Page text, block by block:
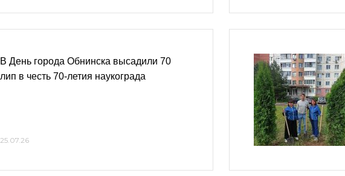
В День города Обнинска высадили 70
лип в честь 70-летия наукограда
25.07.26